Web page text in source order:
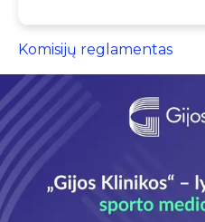
Komisijų reglamentas